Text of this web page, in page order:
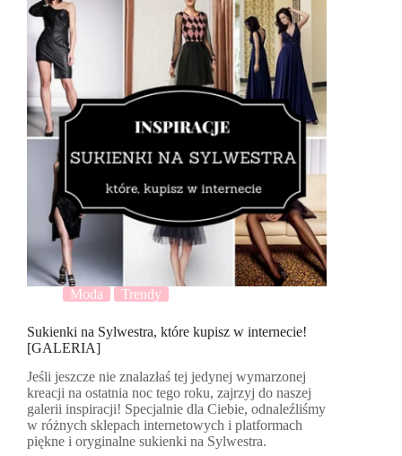
Moda Trendy
Sukienki na Sylwestra, które kupisz w internecie!
[GALERIA]
Jeśli jeszcze nie znalazłaś tej jedynej wymarzonej
kreacji na ostatnia noc tego roku, zajrzyj do naszej
galerii inspiracji! Specjalnie dla Ciebie, odnaleźliśmy
w różnych sklepach internetowych i platformach
piękne i oryginalne sukienki na Sylwestra.